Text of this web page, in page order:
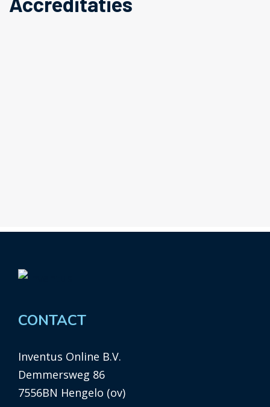
CONTACT
Inventus Online B.V.
Demmersweg 86
7556BN Hengelo (ov)